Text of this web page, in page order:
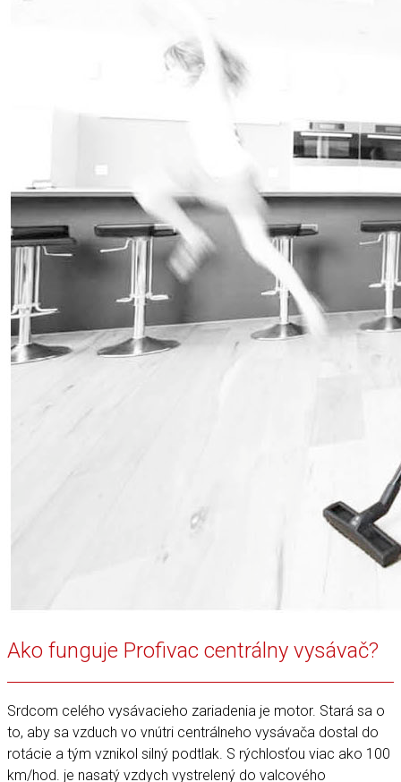
Ako funguje Profivac centrálny vysávač?
Srdcom celého vysávacieho zariadenia je motor. Stará sa o
to, aby sa vzduch vo vnútri centrálneho vysávača dostal do
rotácie a tým vznikol silný podtlak. S rýchlosťou viac ako 100
km/hod. je nasatý vzdych vystrelený do valcového